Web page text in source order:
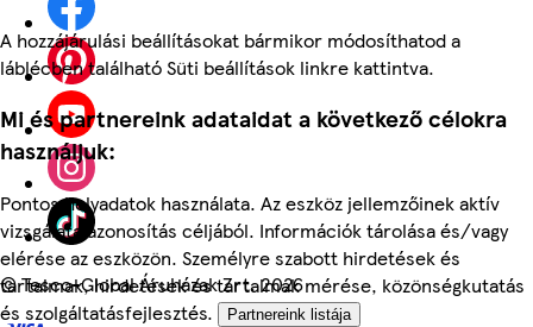
A hozzájárulási beállításokat bármikor módosíthatod a
láblécben található Süti beállítások linkre kattintva.
Mi és partnereink adataidat a következő célokra
használjuk:
Pontos helyadatok használata. Az eszköz jellemzőinek aktív
vizsgálata azonosítás céljából. Információk tárolása és/vagy
elérése az eszközön. Személyre szabott hirdetések és
tartalmak, hirdetések és tartalmak mérése, közönségkutatás
és szolgáltatásfejlesztés.
Partnereink listája
©Tesco-Global Áruházak Zrt. 2026